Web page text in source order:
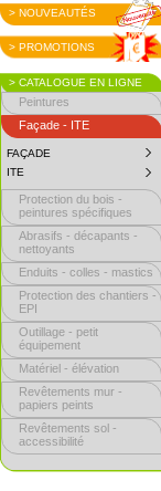
> NOUVEAUTÉS
> PROMOTIONS
> CATALOGUE EN LIGNE
Peintures
Façade - ITE
FAÇADE
TO
ITE
Protection du bois -
peintures spécifiques
Abrasifs - décapants -
nettoyants
Enduits - colles - mastics
Protection des chantiers -
EPI
Outillage - petit
équipement
Matériel - élévation
Revêtements mur -
papiers peints
Revêtements sol -
accessibilité